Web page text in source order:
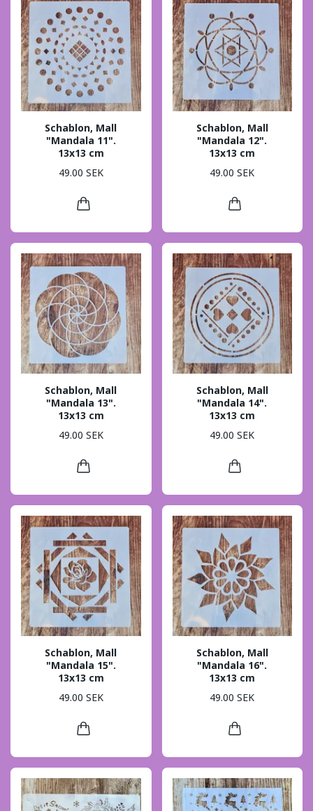
Schablon, Mall
"Mandala 11".
13x13 cm
49.00 SEK
Schablon, Mall
"Mandala 12".
13x13 cm
49.00 SEK
Schablon, Mall
"Mandala 13".
13x13 cm
49.00 SEK
Schablon, Mall
"Mandala 14".
13x13 cm
49.00 SEK
Schablon, Mall
"Mandala 15".
13x13 cm
49.00 SEK
Schablon, Mall
"Mandala 16".
13x13 cm
49.00 SEK